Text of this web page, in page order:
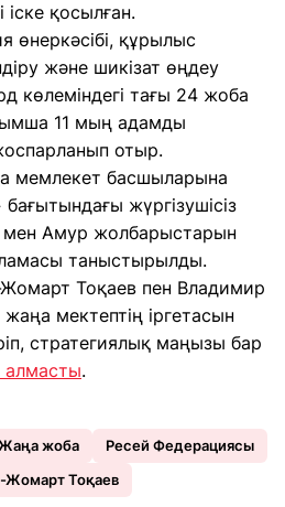
іске қосылған.
өнеркәсібі, құрылыс
және шикізат өңдеу
көлеміндегі тағы 24 жоба
11 мың адамды
отыр.
мемлекет басшыларына
жүргізушісіз
мен Амур жолбарыстарын
таныстырылды.
Тоқаев пен Владимир
мектептің іргетасын
стратегиялық маңызы бар
алмасты.
жоба
Ресей Федерациясы
Жомарт Тоқаев